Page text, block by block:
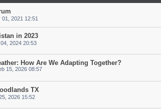
01, 2021 12:51
in 2023
2024 20:53
How Are We Adapting Together?
15, 2026 08:57
TX
2026 15:52